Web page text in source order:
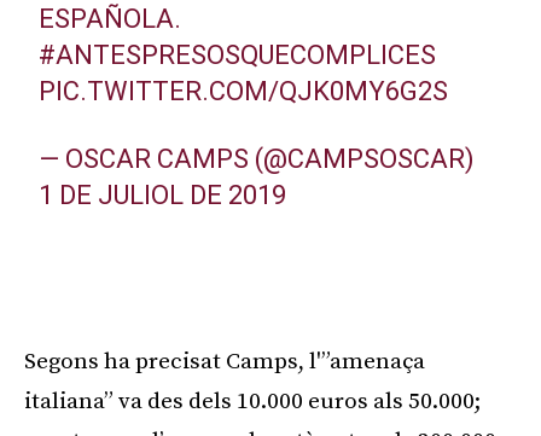
ESPAÑOLA.
#ANTESPRESOSQUECOMPLICES
PIC.TWITTER.COM/QJK0MY6G2S
— OSCAR CAMPS (@CAMPSOSCAR)
1 DE JULIOL DE 2019
Segons ha precisat Camps, l'”amenaça
italiana” va des dels 10.000 euros als 50.000;